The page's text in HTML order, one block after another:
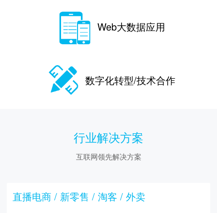
Web大数据应用
数字化转型/技术合作
行业解决方案
互联网领先解决方案
直播电商 / 新零售 / 淘客 / 外卖